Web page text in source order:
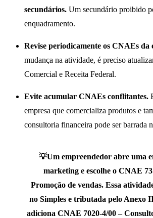
secundários. Um secundário proibido
enquadramento.
Revise periodicamente os CNAEs da
mudança na atividade, é preciso
Comercial e Receita Federal.
Evite acumular CNAEs conflitantes.
empresa que comercializa produtos e
consultoria financeira pode ser barrada
💡Um empreendedor abre uma
marketing e escolhe o CNAE
Promoção de vendas. Essa
no Simples e tributada pelo Anexo
adiciona CNAE 7020-4/00 –